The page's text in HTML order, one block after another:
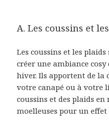
A. Les coussins et
Les coussins et les
créer une ambiance
hiver. Ils apportent de la
votre canapé ou à votre
coussins et des plaids en
moelleuses pour un effet